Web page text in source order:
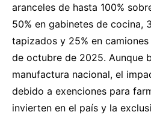
aranceles de hasta 100%
50% en gabinetes de cocina,
tapizados y 25% en
de octubre de 2025. Aunque
manufactura nacional, el
debido a exenciones para
invierten en el país y la